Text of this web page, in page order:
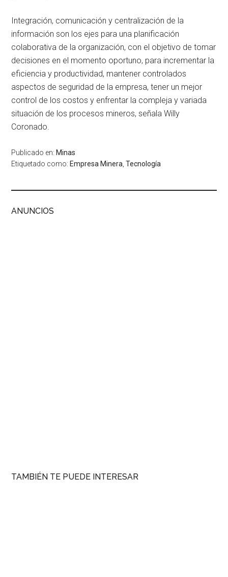
Integración, comunicación y centralización de la
información son los ejes para una planificación
colaborativa de la organización, con el objetivo de tomar
decisiones en el momento oportuno, para incrementar la
eficiencia y productividad, mantener controlados
aspectos de seguridad de la empresa, tener un mejor
control de los costos y enfrentar la compleja y variada
situación de los procesos mineros, señala Willy
Coronado.
Publicado en: Minas
Etiquetado como: Empresa Minera,Tecnología
ANUNCIOS
TAMBIÉN TE PUEDE INTERESAR